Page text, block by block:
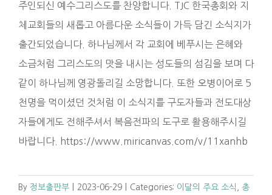
주인되신 예수그리스도를 찬양합니다. TJC 한국총회와 지
체교회들의 새롭고 아름다운 소식들이 가득 담긴 소식지가
출간되었습니다. 하나님께서 각 교회에 베푸시는 은혜와
소금처럼 그리스도의 맛을 내시는 성도들의 섬김을 보며 다
같이 하나님께 영광돌리길 소망합니다. 또한 오병이어로 5
천명을 먹이셨던 것처럼 이 소식지를 구도자들과 전도대상
자들에게도 전해주셔서 복음전파의 도구로 활용해주시길
바랍니다. https://www.miricanvas.com/v/11xanhb
By 정보출판부 2023-06-29 Categories: 이달의 주요 소식
총